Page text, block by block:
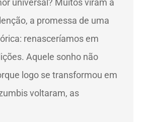
universal? Muitos viram a
a promessa de uma
renasceríamos em
Aquele sonho não
logo se transformou em
voltaram, as